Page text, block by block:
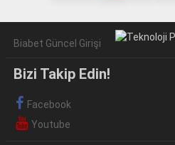
Biabet Güncel Girişi
Bizi Takip Edin!
Facebook
Youtube